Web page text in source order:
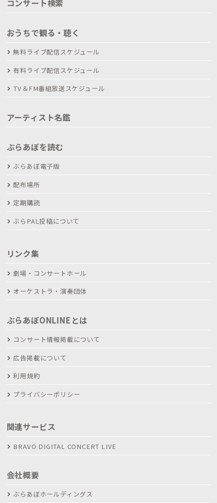
コンサート検索
おうちで観る・聴く
無料ライブ配信スケジュール
有料ライブ配信スケジュール
TV＆FM番組放送スケジュール
アーティスト名鑑
ぶらあぼを読む
ぶらあぼ電子版
配布場所
定期購読
ぶらPAL投稿について
リンク集
劇場・コンサートホール
オーケストラ・演奏団体
ぶらあぼONLINEとは
コンサート情報掲載について
広告掲載について
利用規約
プライバシーポリシー
関連サービス
BRAVO DIGITAL CONCERT LIVE
会社概要
ぶらあぼホールディングス